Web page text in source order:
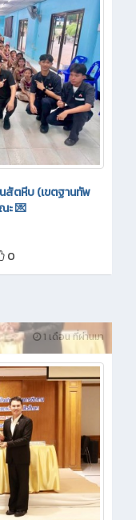
สัตหีบ (เขตฐานทัพ
ะ 💌
0
1 เดือน ที่ผ่านมา